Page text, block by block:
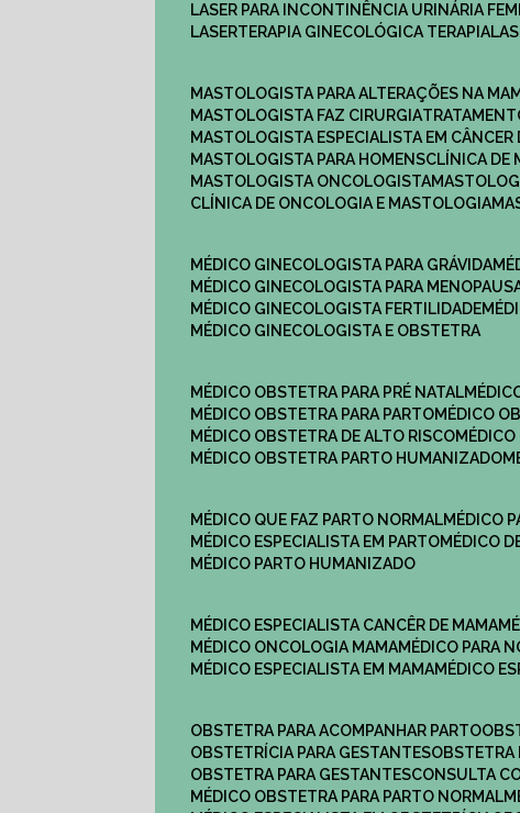
LASER PARA INCONTINÊNCIA URINÁRIA
LASERTERAPIA GINECOLÓGICA TERAPIA
MASTOLOGISTA PARA ALTERAÇÕES NA
MASTOLOGISTA FAZ CIRURGIA
MASTOLOGISTA ESPECIALISTA EM CÂNCER
MASTOLOGISTA PARA HOMENS
CLÍNICA
MASTOLOGISTA ONCOLOGISTA
CLÍNICA DE ONCOLOGIA E MASTOLOGIA
MÉDICO GINECOLOGISTA PARA GRÁVIDA
MÉDICO GINECOLOGISTA PARA
MÉDICO GINECOLOGISTA FERTILIDADE
MÉDICO GINECOLOGISTA E OBSTETRA
MÉDICO OBSTETRA PARA PRÉ NATAL
MÉDICO OBSTETRA PARA PARTO
MÉDICO
MÉDICO OBSTETRA DE ALTO RISCO
MÉDICO OBSTETRA PARTO HUMANIZADO
MÉDICO QUE FAZ PARTO NORMAL
MÉDICO
MÉDICO ESPECIALISTA EM PARTO
MÉDICO
MÉDICO PARTO HUMANIZADO
MÉDICO ESPECIALISTA CANCÊR DE MAMA
MÉDICO ONCOLOGIA MAMA
MÉDICO PARA
MÉDICO ESPECIALISTA EM MAMA
MÉDICO
OBSTETRA PARA ACOMPANHAR PARTO
OBSTETRÍCIA PARA GESTANTES
OBSTETRA PARA GESTANTES
CONSULTA
MÉDICO OBSTETRA PARA PARTO NORMAL